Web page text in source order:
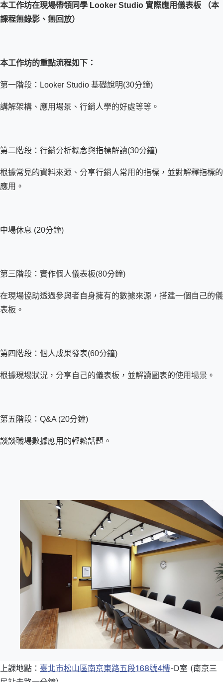
本工作坊在現場帶領同學 Looker Studio 實際應用儀表板 （本
課程無錄影、無回放）
本工作坊的重點流程如下：
第一階段：Looker Studio 基礎說明(30分鐘)
講解架構、應用場景、行銷人學的好處等等。
第二階段：行銷分析概念與指標解讀(30分鐘)
根據常見的資料來源、分享行銷人常用的指標，並對解釋指標的
應用。
中場休息 (20分鐘)
第三階段：實作個人儀表板(80分鐘)
在現場協助透過參與者自身擁有的數據來源，搭建一個自己的儀
表板。
第四階段：個人成果發表(60分鐘)
根據現場狀況，分享自己的儀表板，並解讀圖表的使用場景。
第五階段：Q&A (20分鐘)
談談職場數據應用的輕鬆話題。
上課地點： 臺北市松山區南京東路五段168號4樓-D室 (南京三